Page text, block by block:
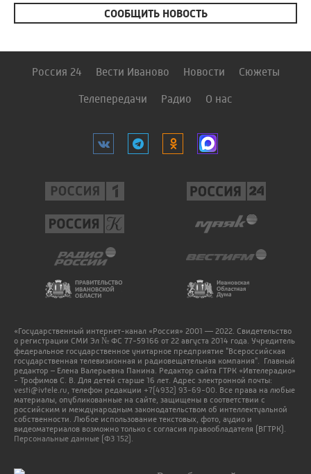
СООБЩИТЬ НОВОСТЬ
Россия 24 Вести Иваново Новости Сюжеты
Телепередачи Радио О нас
«Государственный интернет-канал «Россия» 2001 — 2022. Свидетельство
о регистрации СМИ Эл № ФС 77-59166 от 22 августа 2014 года. Учредитель
федеральное государственное унитарное предприятие "Всероссийская
государственная телевизионная и радиовещательная компания". Главный
редактор – Елена Валерьевна Панина. Редактор сайта ГТРК «Ивтелерадио»
- Трофимов С. В. Для детей старше 16 лет. Адрес электронной почты:
vesti@ivtele.ru , телефон редакции +7(4932) 93-69-00 . Все права на любые
материалы, опубликованные на сайте, защищены в соответствии с
российским и международным законодательством об интеллектуальной
собственности. Любое использование текстовых, фото, аудио и
видеоматериалов возможно только с согласия правообладателя (ВГТРК).
Персональные данные (ФЗ 152).